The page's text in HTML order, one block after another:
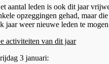
aantal leden is ook dit jaar
opzeggingen gehad, maar
jaar weer nieuwe leden te
activiteiten van dit jaar
3 januari: